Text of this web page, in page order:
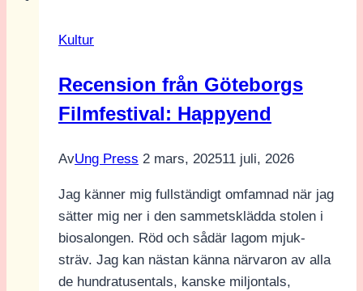
Kultur
Recension från Göteborgs
Filmfestival: Happyend
AvUng Press 2 mars, 202511 juli, 2026
Jag känner mig fullständigt omfamnad när jag
sätter mig ner i den sammetsklädda stolen i
biosalongen. Röd och sådär lagom mjuk-
sträv. Jag kan nästan känna närvaron av alla
de hundratusentals, kanske miljontals,